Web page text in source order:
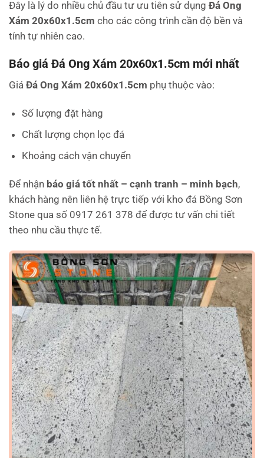
Đây là lý do nhiều chủ đầu tư ưu tiên sử dụng Đá Ong
Xám 20x60x1.5cm cho các công trình cần độ bền và
tính tự nhiên cao.
Báo giá Đá Ong Xám 20x60x1.5cm mới nhất
Giá Đá Ong Xám 20x60x1.5cm phụ thuộc vào:
Số lượng đặt hàng
Chất lượng chọn lọc đá
Khoảng cách vận chuyển
Để nhận báo giá tốt nhất – cạnh tranh – minh bạch,
khách hàng nên liên hệ trực tiếp với kho đá Bồng Sơn
Stone qua số 0917 261 378 để được tư vấn chi tiết
theo nhu cầu thực tế.